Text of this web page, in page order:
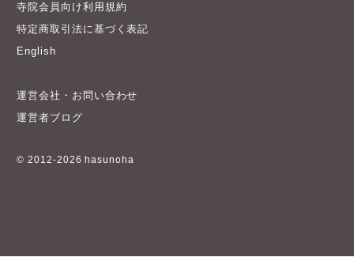
寺院会員向け利用規約
特定商取引法に基づく表記
English
運営会社・お問い合わせ
運営者ブログ
© 2012-2026 hasunoha